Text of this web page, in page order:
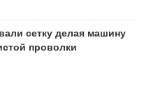
сетку делая машину
проволки